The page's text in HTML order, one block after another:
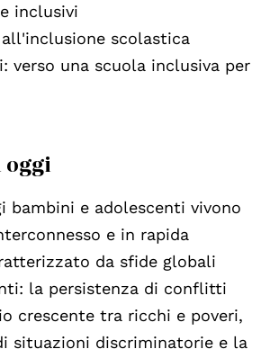
inclusivi
all'inclusione scolastica
verso una scuola inclusiva per
oggi
bambini e adolescenti vivono
e in rapida
da sfide globali
la persistenza di conflitti
crescente tra ricchi e poveri,
situazioni discriminatorie e la